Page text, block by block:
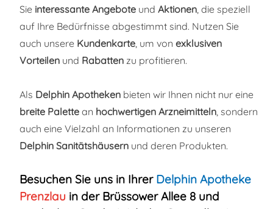
Sie interessante Angeboteund Aktionen, die speziell
auf Ihre Bedürfnisse abgestimmt sind. Nutzen Sie
auch unsere Kundenkarte, um von exklusiven
Vorteilenund Rabattenzu profitieren.
Als Delphin Apothekenbieten wir Ihnen nicht nur eine
breite Palettean hochwertigen Arzneimitteln, sondern
auch eine Vielzahl an Informationen zu unseren
Delphin Sanitätshäusernund deren Produkten.
Besuchen Sie uns in IhrerDelphinApotheke
Prenzlau in der Brüssower Allee 8 und